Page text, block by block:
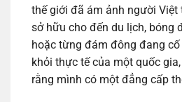
thế giới đã ám ảnh người Việt
sở hữu cho đến du lịch, bóng
hoặc từng đám đông đang
khỏi thực tế của một quốc
rằng mình có một đẳng cấp